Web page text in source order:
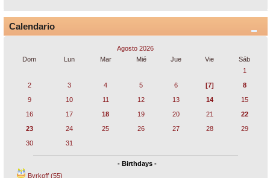
Calendario
Agosto 2026
Dom
Lun Mar Mié Jue Vie
Sáb
1
2
3 4 5 6 [7]
8
9
10 11 12 13 14
15
16
17 18 19 20 21
22
23
24 25 26 27 28
29
30
31
- Birthdays -
Byrkoff (55)